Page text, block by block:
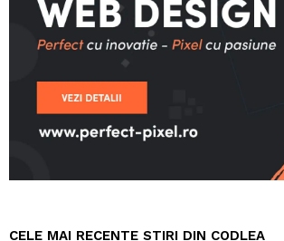
CELE MAI RECENTE STIRI DIN CODLEA